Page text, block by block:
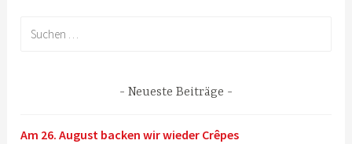
Neueste Beiträge
Am 26. August backen wir wieder Crêpes